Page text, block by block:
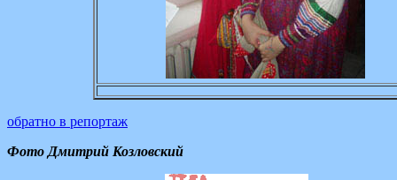
обратно в репортаж
Фото Дмитрий Козловский